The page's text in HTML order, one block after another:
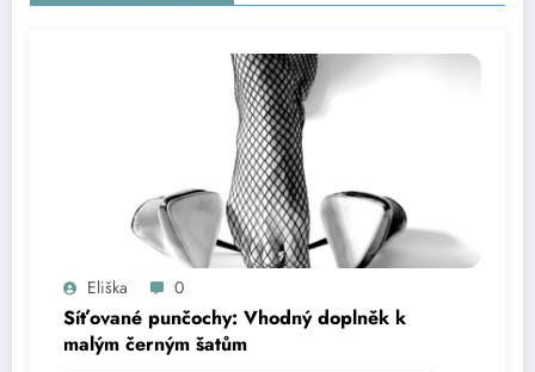
Eliška 0
Síťované punčochy: Vhodný doplněk k
malým černým šatům